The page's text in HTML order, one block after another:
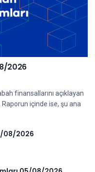
2026
finansallarını açıklayan
içinde ise, şu ana
08/2026